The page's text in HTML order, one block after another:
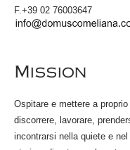
F.+39 02 76003647
Mission
Ospitare e mettere a
discorrere, lavorare,
incontrarsi nella quiete e